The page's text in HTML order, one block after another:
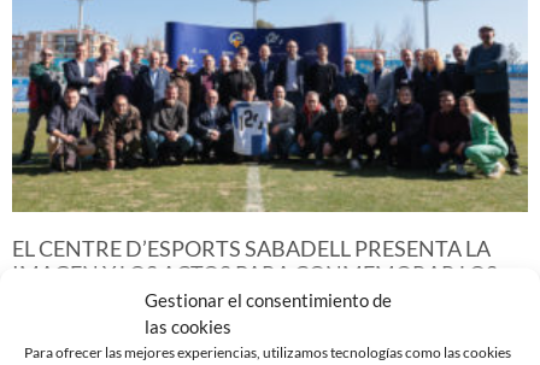
Gestionar el consentimiento de
las cookies
Para ofrecer las mejores experiencias, utilizamos tecnologías como las cookies
EL CENTRE D’ESPORTS SABADELL PRESENTA LA
IMAGEN Y LOS ACTOS PARA CONMEMORAR LOS
17 de febrero de 2023